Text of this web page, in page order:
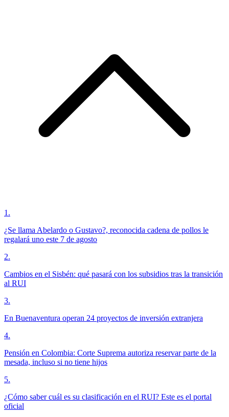
1 .
¿Se llama Abelardo o Gustavo?, reconocida cadena de pollos le
regalará uno este 7 de agosto
2.
Cambios en el Sisbén: qué pasará con los subsidios tras la transición
al RUI
3.
En Buenaventura operan 24 proyectos de inversión extranjera
4.
Pensión en Colombia: Corte Suprema autoriza reservar parte de la
mesada, incluso si no tiene hijos
5.
¿Cómo saber cuál es su clasificación en el RUI? Este es el portal
oficial